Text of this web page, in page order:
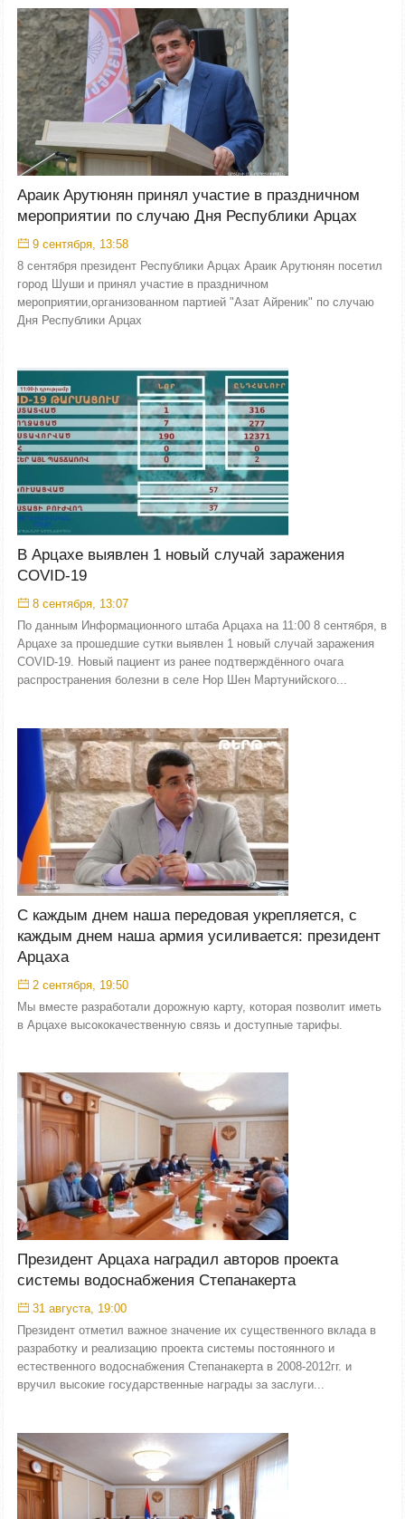
Араик Арутюнян принял участие в праздничном
мероприятии по случаю Дня Республики Арцах
9 сентября, 13:58
8 сентября президент Республики Арцах Араик Арутюнян посетил
город Шуши и принял участие в праздничном
мероприятии,организованном партией "Азат Айреник" по случаю
Дня Республики Арцах
В Арцахе выявлен 1 новый случай заражения
COVID-19
8 сентября, 13:07
По данным Информационного штаба Арцаха на 11:00 8 сентября, в
Арцахе за прошедшие сутки выявлен 1 новый случай заражения
COVID-19. Новый пациент из ранее подтверждённого очага
распространения болезни в селе Нор Шен Мартунийского...
С каждым днем наша передовая укрепляется, с
каждым днем наша армия усиливается: президент
Арцаха
2 сентября, 19:50
Мы вместе разработали дорожную карту, которая позволит иметь
в Арцахе высококачественную связь и доступные тарифы.
Президент Арцаха наградил авторов проекта
системы водоснабжения Степанакерта
31 августа, 19:00
Президент отметил важное значение их существенного вклада в
разработку и реализацию проекта системы постоянного и
естественного водоснабжения Степанакерта в 2008-2012гг. и
вручил высокие государственные награды за заслуги...